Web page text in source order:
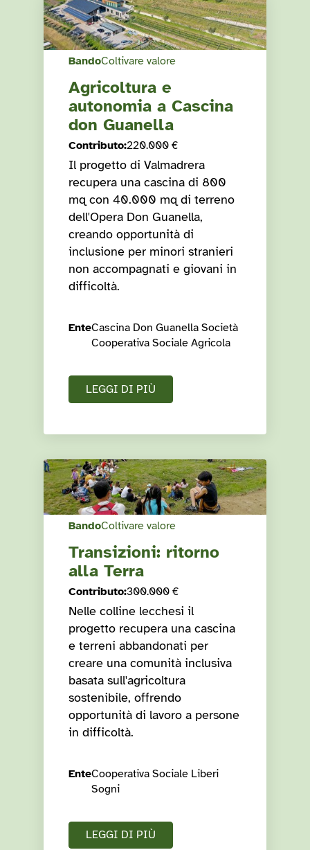
BandoColtivare valore
Agricoltura e
autonomia a Cascina
don Guanella
Contributo:220.000 €
Il progetto di Valmadrera
recupera una cascina di 800
mq con 40.000 mq di terreno
dell'Opera Don Guanella,
creando opportunità di
inclusione per minori stranieri
non accompagnati e giovani in
difficoltà.
EnteCascina Don Guanella Società
Cooperativa Sociale Agricola
LEGGI DI PIÙ
BandoColtivare valore
Transizioni: ritorno
alla Terra
Contributo:300.000 €
Nelle colline lecchesi il
progetto recupera una cascina
e terreni abbandonati per
creare una comunità inclusiva
basata sull'agricoltura
sostenibile, offrendo
opportunità di lavoro a persone
in difficoltà.
EnteCooperativa Sociale Liberi
Sogni
LEGGI DI PIÙ